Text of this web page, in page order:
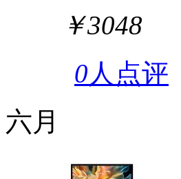
￥3048
0人点评
六月